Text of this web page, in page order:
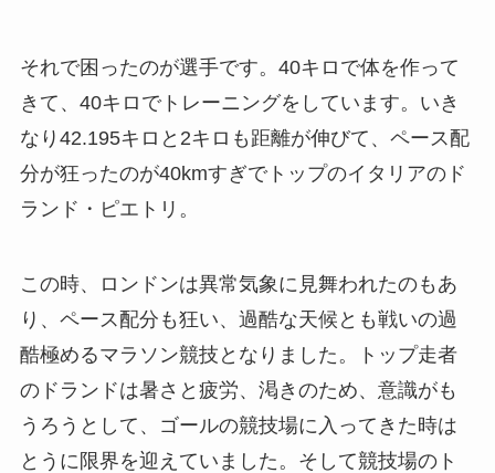
それで困ったのが選手です。40キロで体を作って
きて、40キロでトレーニングをしています。いき
なり42.195キロと2キロも距離が伸びて、ペース配
分が狂ったのが40kmすぎでトップのイタリアのド
ランド・ピエトリ。
この時、ロンドンは異常気象に見舞われたのもあ
り、ペース配分も狂い、過酷な天候とも戦いの過
酷極めるマラソン競技となりました。トップ走者
のドランドは暑さと疲労、渇きのため、意識がも
うろうとして、ゴールの競技場に入ってきた時は
とうに限界を迎えていました。そして競技場のト